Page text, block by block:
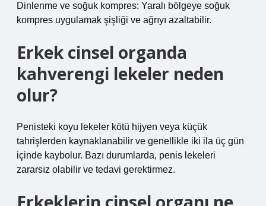
Dinlenme ve soğuk kompres: Yaralı bölgeye soğuk
kompres uygulamak şişliği ve ağrıyı azaltabilir.
Erkek cinsel organda
kahverengi lekeler neden
olur?
Penisteki koyu lekeler kötü hijyen veya küçük
tahrişlerden kaynaklanabilir ve genellikle iki ila üç gün
içinde kaybolur. Bazı durumlarda, penis lekeleri
zararsız olabilir ve tedavi gerektirmez.